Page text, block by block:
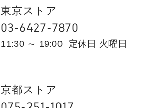
東京ストア
03-6427-7870
11:30 ～ 19:00 定休日 火曜日
京都ストア